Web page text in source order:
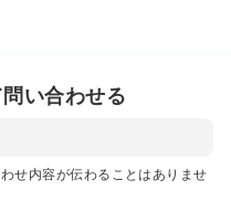
い合わせる
せ内容が伝わることはありませ